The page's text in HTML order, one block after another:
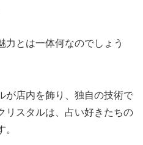
力とは一体何なのでしょう
が店内を飾り、独自の技術で
リスタルは、占い好きたちの